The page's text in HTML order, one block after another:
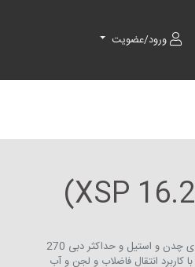
ورود/عضویت
الکترو پمپ چرخ دنده ای مستغرق فاضلابی (لجن کش) فلوتر دار با بدنه ی چدن و استیل و حداکثر دبی 270
1.5 کیلو وات در مدل تکفاز با کاربرد انتقال فاضلاب و لجن و آب